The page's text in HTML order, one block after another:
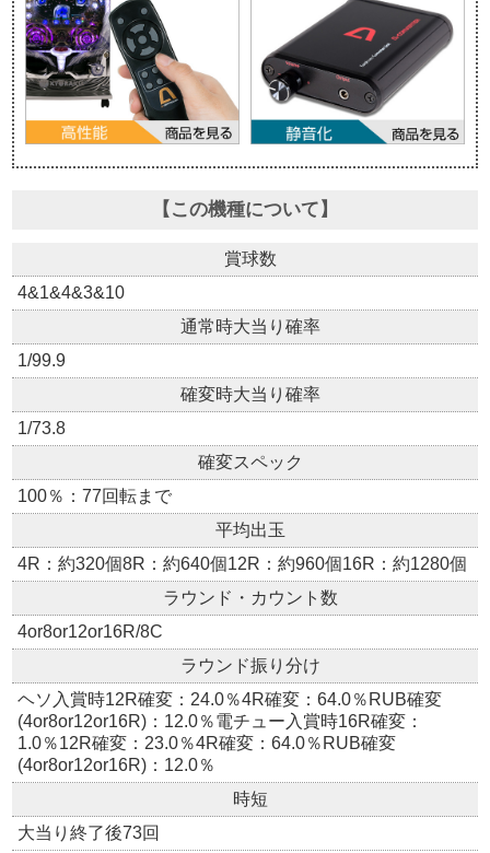
【この機種について】
賞球数
4&1&4&3&10
通常時大当り確率
1/99.9
確変時大当り確率
1/73.8
確変スペック
100％：77回転まで
平均出玉
4R：約320個8R：約640個12R：約960個16R：約1280個
ラウンド・カウント数
4or8or12or16R/8C
ラウンド振り分け
ヘソ入賞時12R確変：24.0％4R確変：64.0％RUB確変
(4or8or12or16R)：12.0％電チュー入賞時16R確変：
1.0％12R確変：23.0％4R確変：64.0％RUB確変
(4or8or12or16R)：12.0％
時短
大当り終了後73回